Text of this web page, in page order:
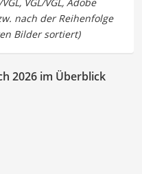
2026 im Überblick